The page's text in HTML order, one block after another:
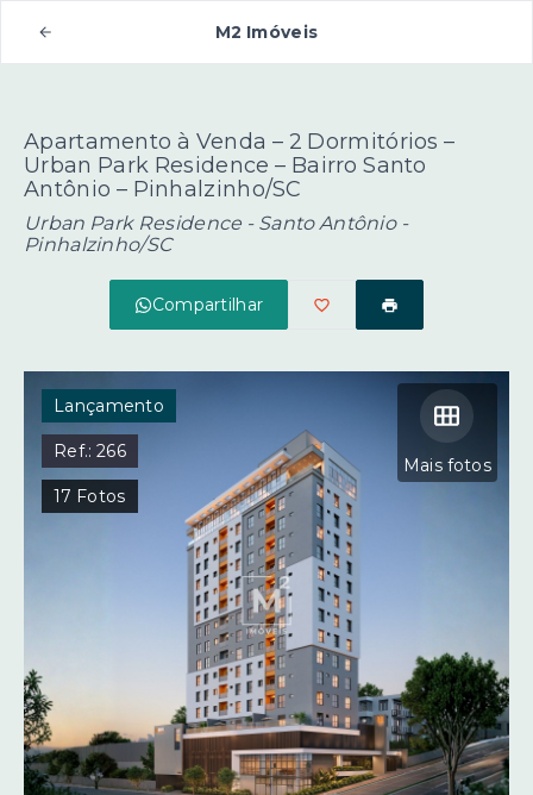
M2 Imóveis
Apartamento à Venda – 2 Dormitórios –
Urban Park Residence – Bairro Santo
Antônio – Pinhalzinho/SC
Urban Park Residence - Santo Antônio -
Pinhalzinho/SC
Compartilhar
Mais fotos
Lançamento
Ref.:266
17 Fotos